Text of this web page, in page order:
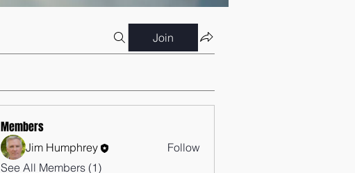
Join
Members
Jim Humphrey
Follow
See All Members (1)